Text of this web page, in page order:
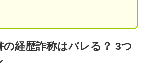
の経歴詐称はバレる？ 3つ